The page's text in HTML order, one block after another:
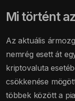
Mi történt
Az aktuális
nemrég esett át
kriptovaluta
csökkenése
többek között a